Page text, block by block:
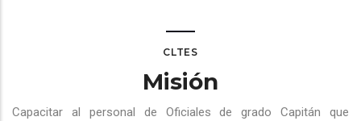
CLTES
Misión
Capacitar al personal de Oficiales de grado Capitán que